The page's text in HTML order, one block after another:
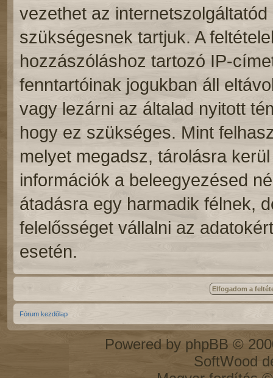
vezethet az
szükségesnek tartjuk. A
hozzászóláshoz tartozó IP-
fenntartóinak jogukban áll
vagy lezárni az általad nyitott
hogy ez szükséges. Mint
melyet megadsz, tárolásra
információk a beleegyezésed
átadásra egy harmadik félnek,
felelősséget vállalni az
esetén.
Fórum kezdőlap
Powered by phpBB ©
SoftWood